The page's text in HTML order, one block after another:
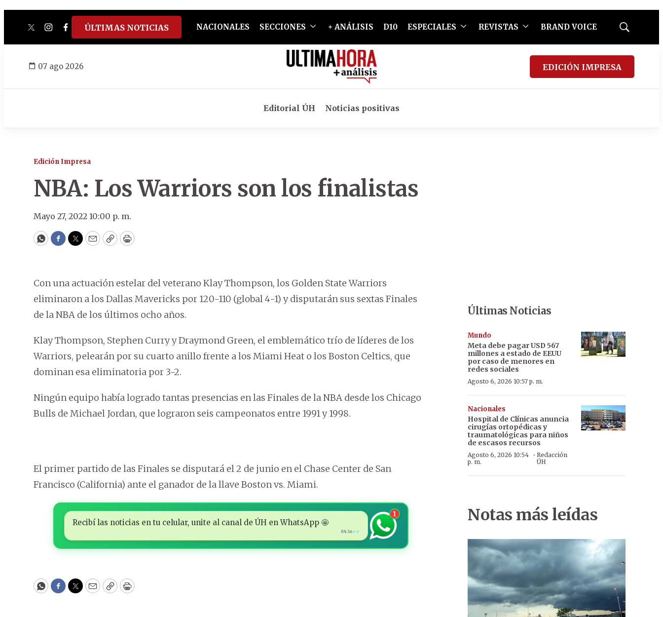
twitterinstagram
facebook
tiktokyoutube
spotify
ÚLTIMAS NOTICIAS NACIONALES SECCIONES + ANÁLISIS D10 ESPECIALES REVISTAS BRAND VOICE
Mostrar
07 ago 2026 EDICIÓN IMPRESA
Editorial ÚH Noticias positivas
Edición Impresa
NBA: Los Warriors son los finalistas
Mayo 27, 2022 10:00 p. m.
WhatsApp
Facebook
Twitter
EmailCopyPrint
Con una actuación estelar del veterano Klay Thompson, los Golden State Warriors
eliminaron a los Dallas Mavericks por 120-110 (global 4-1) y disputarán sus sextas Finales
de la NBA de los últimos ocho años.
Klay Thompson, Stephen Curry y Draymond Green, el emblemático trío de líderes de los
Warriors, pelearán por su cuarto anillo frente a los Miami Heat o los Boston Celtics, que
dominan esa eliminatoria por 3-2.
Ningún equipo había logrado tantas presencias en las Finales de la NBA desde los Chicago
Bulls de Michael Jordan, que lograron seis campeonatos entre 1991 y 1998.
El primer partido de las Finales se disputará el 2 de junio en el Chase Center de San
Francisco (California) ante el ganador de la llave Boston vs. Miami.
Recibí las noticias en tu celular, unite al canal de ÚH en WhatsApp 🤩
04:16 ✓✓
1
WhatsApp
Facebook
Twitter
EmailCopyPrint
Últimas Noticias
Mundo
Meta debe pagar USD 567
millones a estado de EEUU
por caso de menores en
redes sociales
Agosto 6, 2026 10:57 p. m.
Nacionales
Hospital de Clínicas anuncia
cirugías ortopédicas y
traumatológicas para niños
de escasos recursos
Agosto 6, 2026 10:54
p. m.
· Redacción
ÚH
Notas más leídas